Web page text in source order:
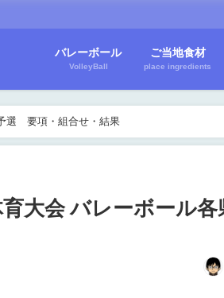
バレーボール
VolleyBall
ご当地食材
place ingredients
選 要項・組合せ・結果
大会 バレーボール各